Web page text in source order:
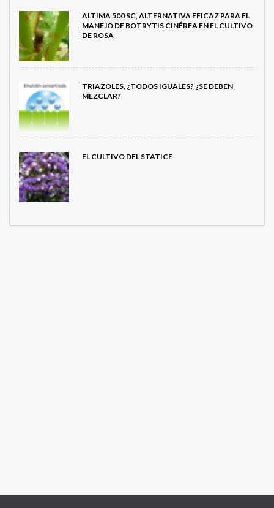
ALTIMA 500 SC, ALTERNATIVA EFICAZ PARA EL
MANEJO DE BOTRYTIS CINÉREA EN EL CULTIVO
DE ROSA
TRIAZOLES, ¿TODOS IGUALES? ¿SE DEBEN
MEZCLAR?
EL CULTIVO DEL STATICE